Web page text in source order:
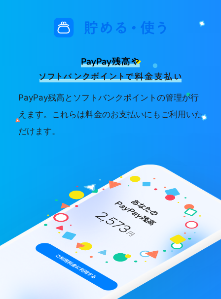
PayPay残高とソフトバンクポイントの管理が行
えます。これらは料金のお支払いにもご利用いた
だけます。